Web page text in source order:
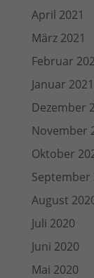
April 2021
März 2021
Februar
Januar 2021
Dezember
November
Oktober
September
August
Juli 2020
Juni 2020
Mai 2020